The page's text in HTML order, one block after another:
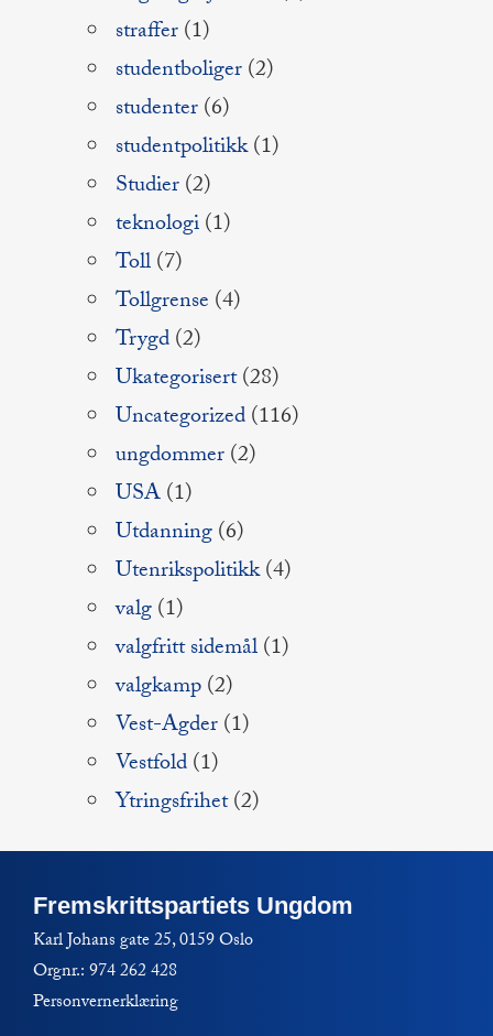
straffer(1)
studentboliger(2)
studenter(6)
studentpolitikk(1)
Studier(2)
teknologi(1)
Toll(7)
Tollgrense (4)
Trygd(2)
Ukategorisert(28)
Uncategorized(116)
ungdommer(2)
USA(1)
Utdanning(6)
Utenrikspolitikk(4)
valg(1)
valgfritt sidemål(1)
valgkamp(2)
Vest-Agder(1)
Vestfold(1)
Ytringsfrihet(2)
Fremskrittspartiets Ungdom
Karl Johans gate 25, 0159 Oslo
Orgnr.: 974 262 428
Personvernerklæring